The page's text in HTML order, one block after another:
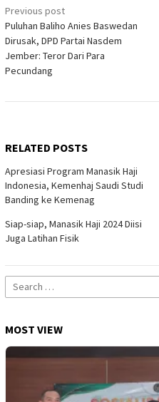
Post
navigation
Previous post
Puluhan Baliho Anies Baswedan
Dirusak, DPD Partai Nasdem
Jember: Teror Dari Para
Pecundang
RELATED POSTS
Apresiasi Program Manasik Haji
Indonesia, Kemenhaj Saudi Studi
Banding ke Kemenag
Siap-siap, Manasik Haji 2024 Diisi
Juga Latihan Fisik
Search
for:
MOST VIEW